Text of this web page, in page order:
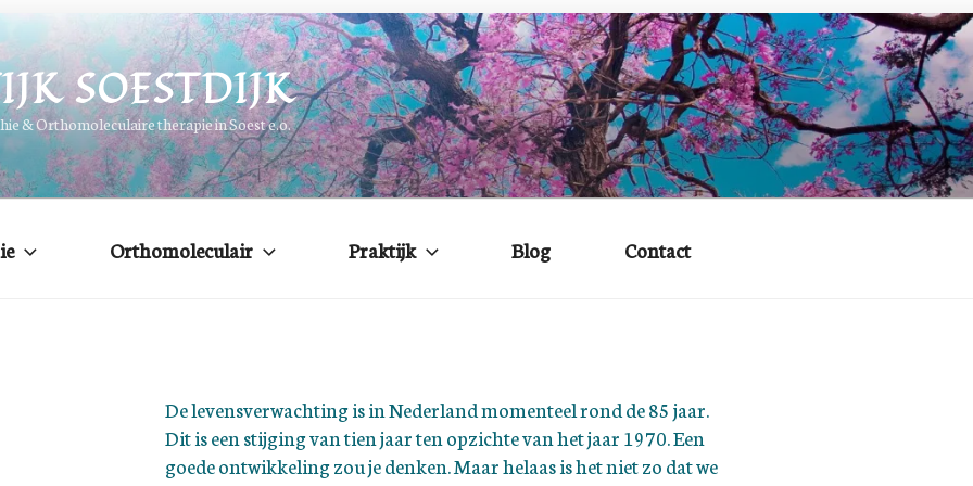
SOESTDIJK
& Orthomoleculaire therapie in Soest e.o.
Orthomoleculair Praktijk Blog Contact
De levensverwachting is in Nederland momenteel rond de 85 jaar.
Dit is een stijging van tien jaar ten opzichte van het jaar 1970. Een
goede ontwikkeling zou je denken. Maar helaas is het niet zo dat we